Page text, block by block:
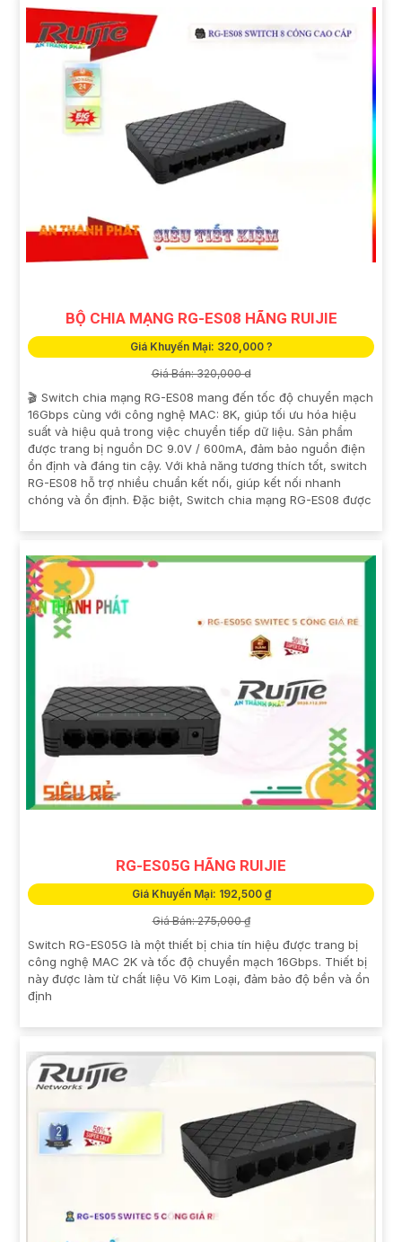
BỘ CHIA MẠNG RG-ES08 HÃNG RUIJIE
Giá Khuyến Mại: 320,000 ?
Giá Bán: 320,000 d
🎬 Switch chia mạng RG-ES08 mang đến tốc độ chuyển mạch
16Gbps cùng với công nghệ MAC: 8K, giúp tối ưu hóa hiệu
suất và hiệu quả trong việc chuyển tiếp dữ liệu. Sản phẩm
được trang bị nguồn DC 9.0V / 600mA, đảm bảo nguồn điện
ổn định và đáng tin cậy. Với khả năng tương thích tốt, switch
RG-ES08 hỗ trợ nhiều chuẩn kết nối, giúp kết nối nhanh
chóng và ổn định. Đặc biệt, Switch chia mạng RG-ES08 được
RG-ES05G HÃNG RUIJIE
Giá Khuyến Mại: 192,500 ₫
Giá Bán: 275,000 ₫
Switch RG-ES05G là một thiết bị chia tín hiệu được trang bị
công nghệ MAC 2K và tốc độ chuyển mạch 16Gbps. Thiết bị
này được làm từ chất liệu Võ Kim Loại, đảm bảo độ bền và ổn
định